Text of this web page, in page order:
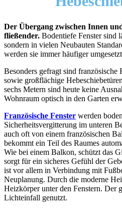
Der Übergang zwischen Innen
fließender. Bodentiefe Fenster sind
sondern in vielen Neubauten
werden sie immer häufiger
Besonders gefragt sind französische
sowie großflächige
sechs Metern sind heute keine
Wohnraum optisch in den Garten
Französische Fenster werden
Sicherheitsvergitterung im unteren
auch oft von einem französischen
bekommt ein Teil des Raumes
Wie bei einem Balkon, schützt das
sorgt für ein sicheres Gefühl der
ist vor allem in Verbindung mit
Neuplanung. Durch die moderne
Heizkörper unter den Fenstern. Der
Lichteinfall genutzt.